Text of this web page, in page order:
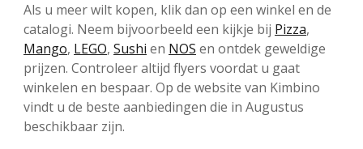
Als u meer wilt kopen, klik dan op een winkel en de
catalogi. Neem bijvoorbeeld een kijkje bij Pizza,
Mango, LEGO, Sushi en NOS en ontdek geweldige
prijzen. Controleer altijd flyers voordat u gaat
winkelen en bespaar. Op de website van Kimbino
vindt u de beste aanbiedingen die in Augustus
beschikbaar zijn.